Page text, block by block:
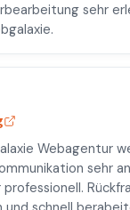
sehr
Webagentur
sehr